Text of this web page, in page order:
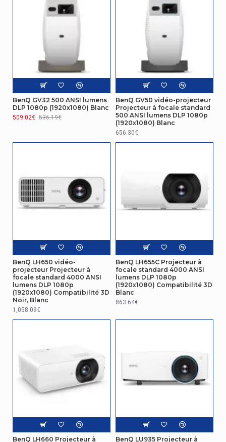
Écran integré
Source d'énergie
Gestion d'énergie
Tension d'entrée AC 100 - 240 V
Fréquence d'entrée AC 50/60 Hz
Conditions environnementales
Température d'opération 0 - 40 °C
Manuel d'utilisation
Gestion d'énergie
Consommation d'énergie
(mode veille)
0,5 W
Consommation électrique 360 W
Nom du produit LH750
Connectivité
Détails techniques
BenQ GV32 500 ANSI lumens
DLP 1080p (1920x1080) Blanc
509.02€ 536.19€
BenQ GV50 vidéo-projecteur
Projecteur à focale standard
500 ANSI lumens DLP 1080p
(1920x1080) Blanc
656.30€
BenQ LH650 vidéo-
projecteur Projecteur à
focale standard 4000 ANSI
lumens DLP 1080p
(1920x1080) Compatibilité 3D
Noir, Blanc
1,058.09€
BenQ LH655C Projecteur à
focale standard 4000 ANSI
lumens DLP 1080p
(1920x1080) Compatibilité 3D
Blanc
863.64€
BenQ LH660 Projecteur à BenQ LU935 Projecteur à